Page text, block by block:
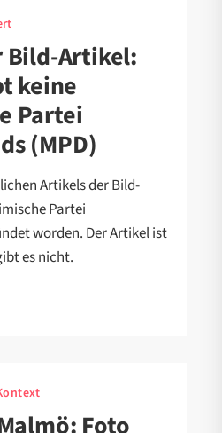
Bild-Artikel:
keine
Partei
(MPD)
Artikels der Bild-
Partei
worden. Der Artikel ist
es nicht.